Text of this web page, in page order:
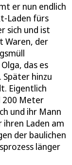
er nun endlich
Laden fürs
sich und ist
Waren, der
das es
Später hinzu
Eigentlich
200 Meter
und ihr Mann
ihren Laden am
der baulichen
länger